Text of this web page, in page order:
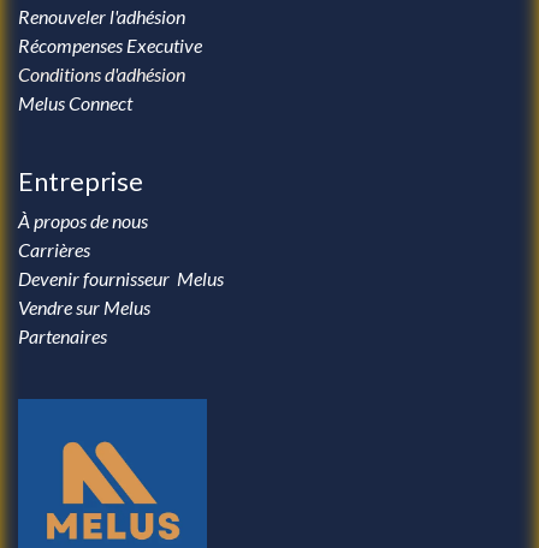
Renouveler l'adhésion
Récompenses Executive
Conditions d'adhésion
Melus Connect
Entreprise
À propos de nous
Carrières
Devenir fournisseur Melus
Vendre sur Melus
Partenaires